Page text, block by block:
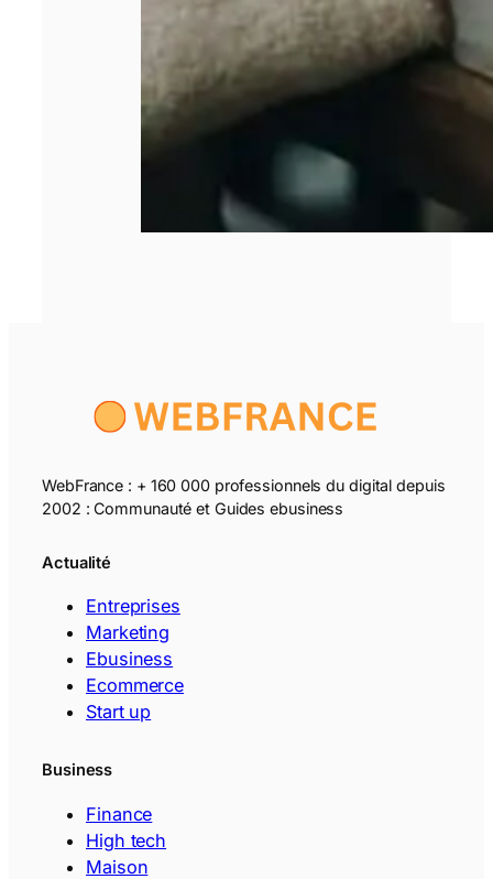
WebFrance : + 160 000 professionnels du digital depuis
2002 : Communauté et Guides ebusiness
Actualité
Entreprises
Marketing
Ebusiness
Ecommerce
Start up
Business
Finance
High tech
Maison